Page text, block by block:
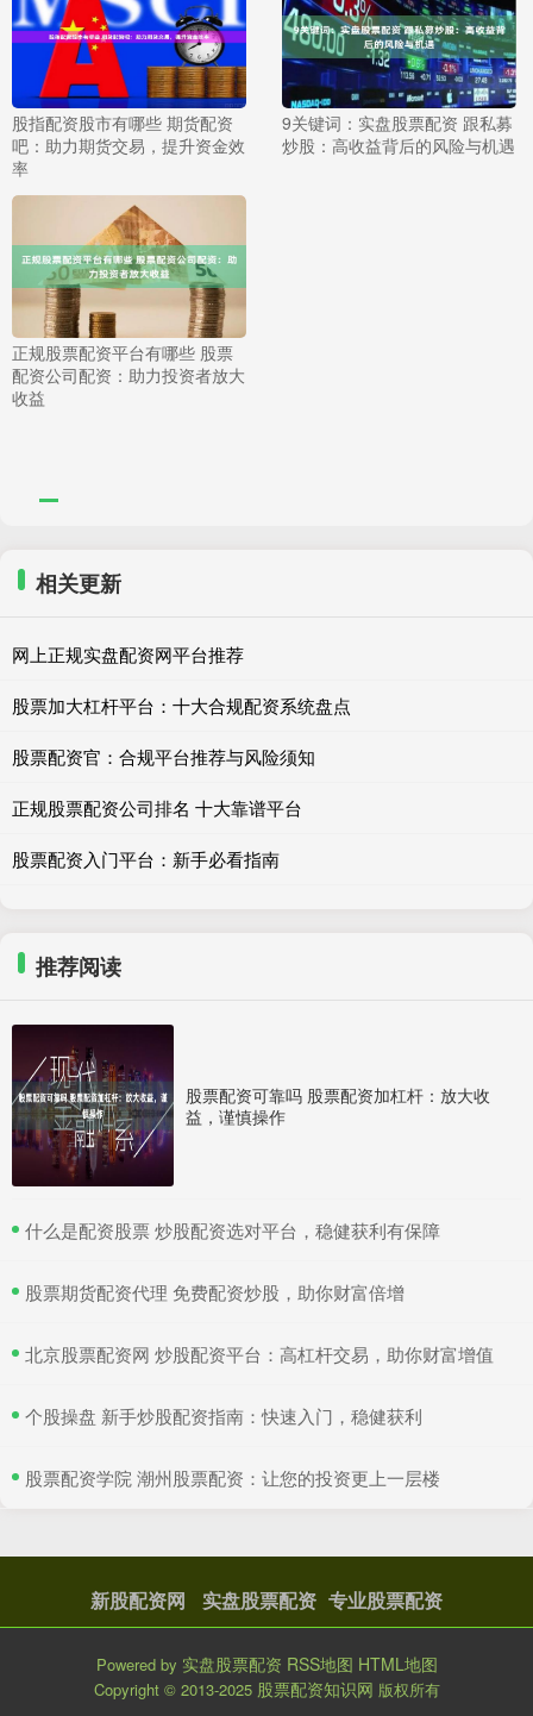
股指配资股市有哪些 期货配资
吧：助力期货交易，提升资金效
率
9关键词：实盘股票配资 跟私募
炒股：高收益背后的风险与机遇
正规股票配资平台有哪些 股票
配资公司配资：助力投资者放大
收益
相关更新
网上正规实盘配资网平台推荐
股票加大杠杆平台：十大合规配资系统盘点
股票配资官：合规平台推荐与风险须知
正规股票配资公司排名 十大靠谱平台
股票配资入门平台：新手必看指南
推荐阅读
股票配资可靠吗 股票配资加杠杆：放大收
益，谨慎操作
​什么是配资股票 炒股配资选对平台，稳健获利有保障
​股票期货配资代理 免费配资炒股，助你财富倍增
​北京股票配资网 炒股配资平台：高杠杆交易，助你财富增值
​个股操盘 新手炒股配资指南：快速入门，稳健获利
​股票配资学院 潮州股票配资：让您的投资更上一层楼
新股配资网 实盘股票配资 专业股票配资
Powered by 实盘股票配资 RSS地图 HTML地图
Copyright © 2013-2025 股票配资知识网 版权所有